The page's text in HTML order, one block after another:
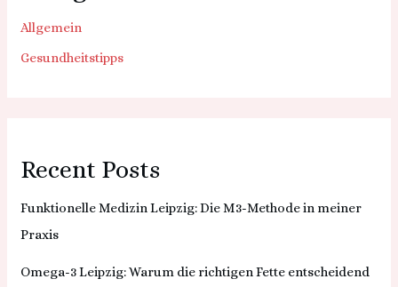
Allgemein
Gesundheitstipps
Recent Posts
Funktionelle Medizin Leipzig: Die M3-Methode in meiner
Praxis
Omega-3 Leipzig: Warum die richtigen Fette entscheidend